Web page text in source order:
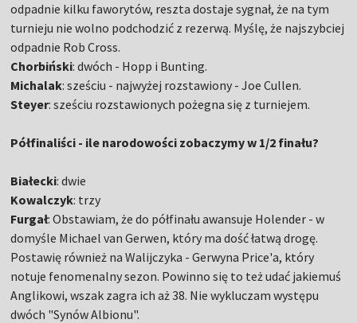
odpadnie kilku faworytów, reszta dostaje sygnał, że na tym
turnieju nie wolno podchodzić z rezerwą. Myślę, że najszybciej
odpadnie Rob Cross.
Chorbiński: dwóch - Hopp i Bunting.
Michalak: sześciu - najwyżej rozstawiony - Joe Cullen.
Steyer: sześciu rozstawionych pożegna się z turniejem.
Półfinaliści - ile narodowości zobaczymy w 1/2 finału?
Białecki: dwie
Kowalczyk: trzy
Furgał: Obstawiam, że do półfinału awansuje Holender - w
domyśle Michael van Gerwen, który ma dość łatwą drogę.
Postawię również na Walijczyka - Gerwyna Price'a, który
notuje fenomenalny sezon. Powinno się to też udać jakiemuś
Anglikowi, wszak zagra ich aż 38. Nie wykluczam występu
dwóch "Synów Albionu".